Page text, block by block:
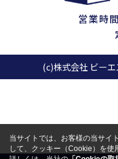
営業時
(c)株式会社 ビー
当サイトでは、お客様の当サイ
して、クッキー（Cookie）を使